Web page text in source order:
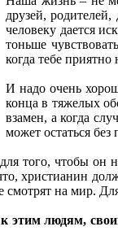
друзей,
человеку дается
тоньше
когда тебе
И надо очень
конца в тяжелых
взамен, а когда
может остаться
того, чтобы
христианин
на мир.
этим людям,